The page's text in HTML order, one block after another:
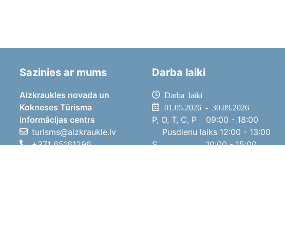
Sazinies ar mums
Aizkraukles novada un
Kokneses Tūrisma
informācijas centrs
turisms@aizkraukle.lv
+371 65161296
Darba laiki
Darba laiki
01.05.2026 - 30.09.2026
P, O, T, C, P
09:00 - 18:00
Pusdienu laiks 12:00 - 13:00
S
10:00 - 15:00